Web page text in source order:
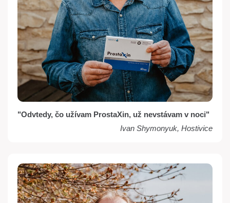
"Odvtedy, čo užívam ProstaXin, už nevstávam v noci"
Ivan Shymonyuk, Hostivice